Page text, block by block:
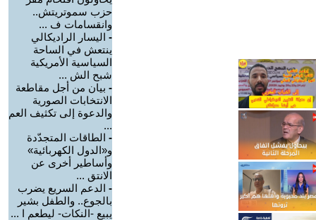
حزب سموتريتش..
وانقسامات ف ...
- اليسار الراديكالي
ينتعش في الساحة
السياسية الأمريكية
شبح الش ...
- بيان من أجل مقاطعة
الانتخابات الصورية
والدعوة إلى تكثيف العم
...
- الطاقات المتجدّدة
و«الدول الكهربائية»
وأساطير أخرى عن
الانتق ...
- الدعم السريع يضرب
بالجوع.. والطفل بشير
يبيع -النكات- ليطعم ا ...